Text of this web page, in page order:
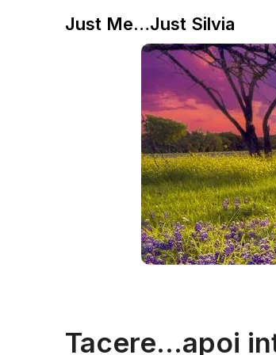
Just Me…Just Silvia
Tacere…apoi